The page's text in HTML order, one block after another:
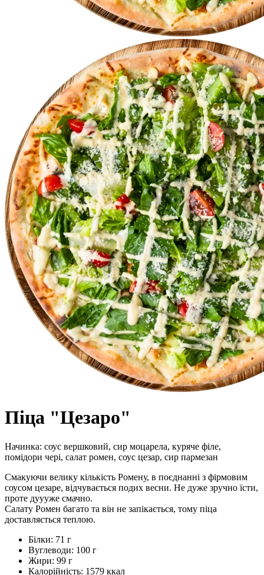
Піца "Цезаро"
Начинка: соус вершковий, сир моцарела, куряче філе,
помідори чері, салат ромен, соус цезар, сир пармезан
Смакуючи велику кількість Ромену, в поєднанні з фірмовим
соусом цезаре, відчувається подих весни. Не дуже зручно їсти,
проте дуууже смачно.
Салату Ромен багато та він не запікається, тому піца
доставляється теплою.
Білки: 71 г
Вуглеводи: 100 г
Жири: 99 г
Калорійність: 1579 ккал